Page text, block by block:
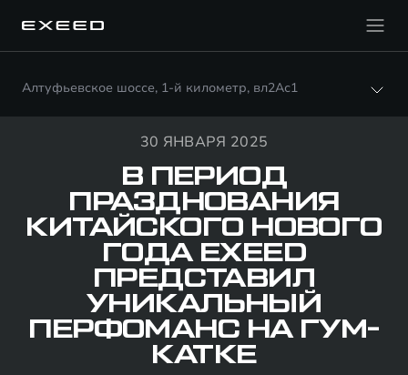
Алтуфьевское шоссе, 1-й километр, вл2Ас1
30 ЯНВАРЯ 2025
В ПЕРИОД
ПРАЗДНОВАНИЯ
КИТАЙСКОГО НОВОГО
ГОДА EXEED
ПРЕДСТАВИЛ
УНИКАЛЬНЫЙ
ПЕРФОМАНС НА ГУМ-
КАТКЕ